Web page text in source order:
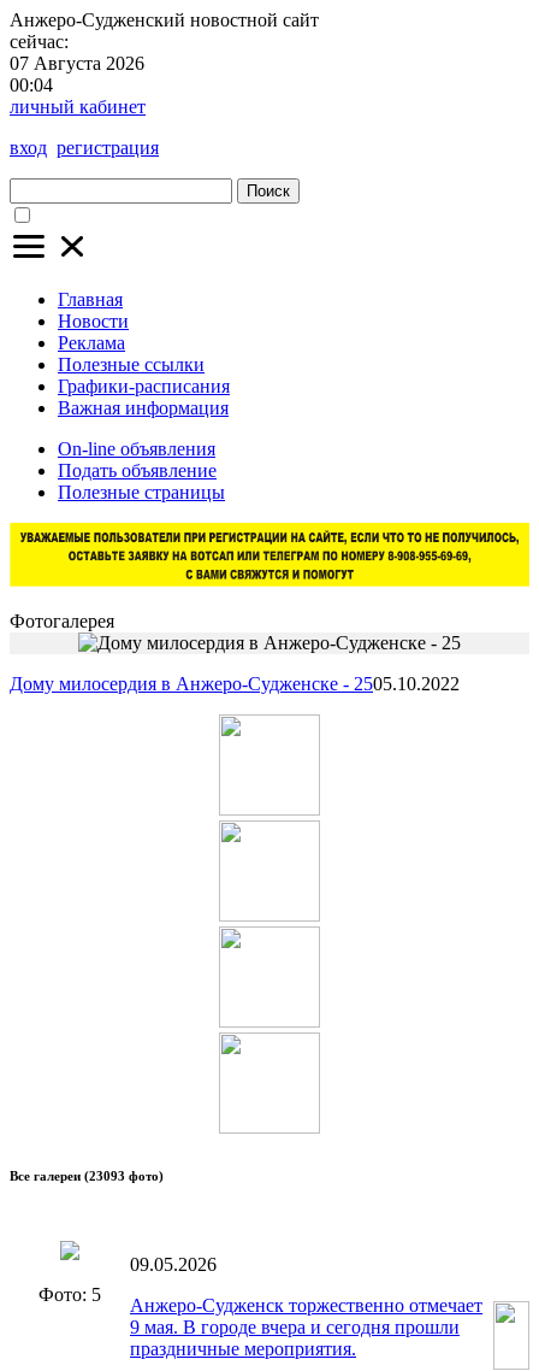
Анжеро-Судженский новостной сайт
сейчас:
07 Августа 2026
00:04
личный кабинет
вход регистрация
Поиск
Главная
Новости
Реклама
Полезные ссылки
Графики-расписания
Важная информация
On-line объявления
Подать объявление
Полезные страницы
Фотогалерея
Дому милосердия в Анжеро-Судженске - 2505.10.2022
Все галереи (23093 фото)
Фото: 5
09.05.2026
Анжеро-Судженск торжественно отмечает
9 мая. В городе вчера и сегодня прошли
праздничные мероприятия.